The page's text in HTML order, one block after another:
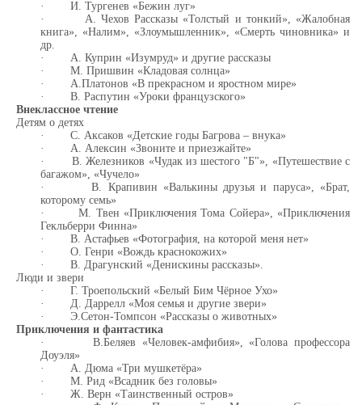
·
И. Тургенев «Бежин луг»
·
А. Чехов Рассказы «Толстый и тонкий», «Жалобная
книга», «Налим», «Злоумышленник», «Смерть чиновника» и
др.
·
А. Куприн «Изумруд» и другие рассказы
·
М. Пришвин «Кладовая солнца»
·
А.Платонов «В прекрасном и яростном мире»
·
В. Распутин «Уроки французского»
Внеклассное чтение
Детям о детях
·
С. Аксаков «Детские годы Багрова – внука»
·
А. Алексин «Звоните и приезжайте»
·
В. Железников «Чудак из шестого "Б"», «Путешествие с
багажом», «Чучело»
·
В. Крапивин «Валькины друзья и паруса», «Брат,
которому семь»
·
М. Твен «Приключения Тома Сойера», «Приключения
Гекльберри Финна»
·
В. Астафьев «Фотография, на которой меня нет»
·
О. Генри «Вождь краснокожих»
·
В. Драгунский «Денискины рассказы».
Люди и звери
·
Г. Троепольский «Белый Бим Чёрное Ухо»
·
Д. Даррелл «Моя семья и другие звери»
·
Э.Сетон-Томпсон «Рассказы о животных»
Приключения и фантастика
·
В.Беляев «Человек-амфибия», «Голова профессора
Доуэля»
·
А. Дюма «Три мушкетёра»
·
М. Рид «Всадник без головы»
·
Ж. Верн «Таинственный остров»